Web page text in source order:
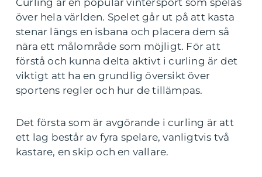
Curling är en populär vintersport som spelas
över hela världen. Spelet går ut på att kasta
stenar längs en isbana och placera dem så
nära ett målområde som möjligt. För att
förstå och kunna delta aktivt i curling är det
viktigt att ha en grundlig översikt över
sportens regler och hur de tillämpas.
Det första som är avgörande i curling är att
ett lag består av fyra spelare, vanligtvis två
kastare, en skip och en vallare.